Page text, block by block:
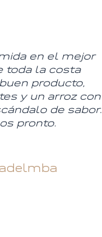
en el mejor
toda la costa
producto,
y un arroz con
de sabor.
pronto.